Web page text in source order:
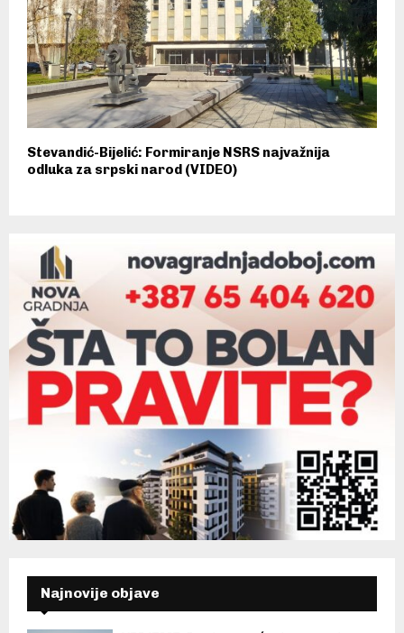
Stevandić-Bijelić: Formiranje NSRS najvažnija
odluka za srpski narod (VIDEO)
Najnovije objave